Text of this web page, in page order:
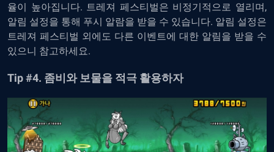
율이 높아집니다. 트레져 페스티벌은 비정기적으로 열리며,
알림 설정을 통해 푸시 알람을 받을 수 있습니다. 알림 설정은
트레져 페스티벌 외에도 다른 이벤트에 대한 알림을 받을 수
있으니 참고하세요.
Tip #4. 좀비와 보물을 적극 활용하자